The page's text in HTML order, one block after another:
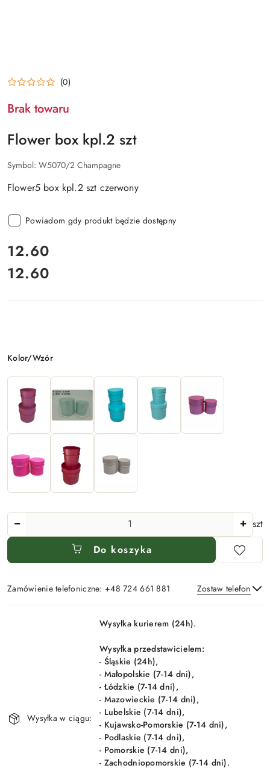
(0)
Brak towaru
Flower box kpl.2 szt
Symbol: W5070/2 Champagne
Flower5 box kpl.2 szt czerwony
Powiadom gdy produkt będzie dostępny
cena:
12.60
Cena:
12.60
Wariant
Kolor/Wzór
Ilość
szt
Do koszyka
Zamówienie telefoniczne: +48 724 661 881 Zostaw telefon
Wyślij
Wysyłka w ciągu:
Wysyłka kurierem (24h).
Wysyłka przedstawicielem:
- Śląskie (24h),
- Małopolskie (7-14 dni),
- Łódzkie (7-14 dni),
- Mazowieckie (7-14 dni),
- Lubelskie (7-14 dni),
- Kujawsko-Pomorskie (7-14 dni),
- Podlaskie (7-14 dni),
- Pomorskie (7-14 dni),
- Zachodniopomorskie (7-14 dni).